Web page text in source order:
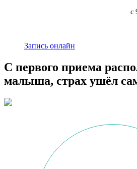
с
Запись онлайн
С первого приема
малыша, страх ушёл